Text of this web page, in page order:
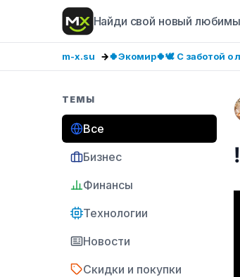
Найди свой новый
m-x.su 🍀Экомир🍀🕊️ С заботой о
ТЕМЫ
Все
Бизнес
Финансы
Технологии
Новости
Скидки и покупки